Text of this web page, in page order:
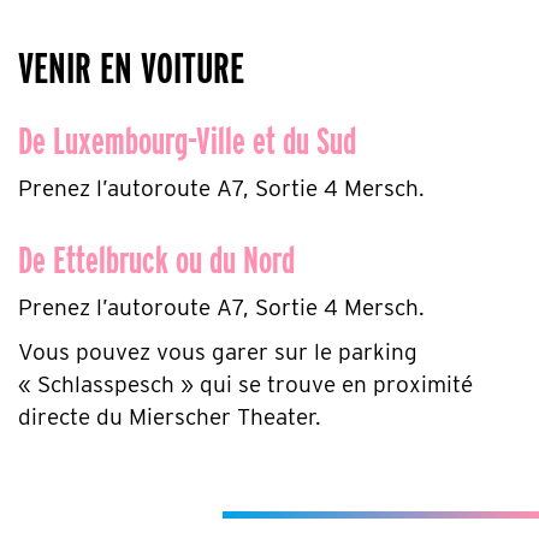
VENIR EN VOITURE
De Luxembourg-Ville et du Sud
Prenez l’autoroute A7, Sortie 4 Mersch.
De Ettelbruck ou du Nord
Prenez l’autoroute A7, Sortie 4 Mersch.
Vous pouvez vous garer sur le parking
« Schlasspesch » qui se trouve en proximité
directe du Mierscher Theater.